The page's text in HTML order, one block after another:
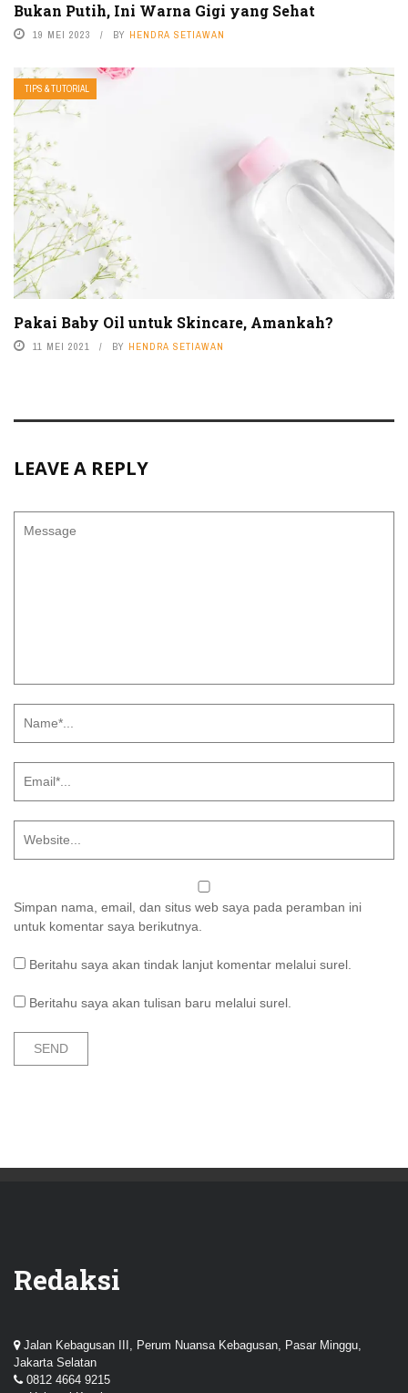
Bukan Putih, Ini Warna Gigi yang Sehat
19 MEI 2023 BY HENDRA SETIAWAN
TIPS & TUTORIAL
Pakai Baby Oil untuk Skincare, Amankah?
11 MEI 2021 BY HENDRA SETIAWAN
LEAVE A REPLY
Simpan nama, email, dan situs web saya pada peramban ini
untuk komentar saya berikutnya.
Beritahu saya akan tindak lanjut komentar melalui surel.
Beritahu saya akan tulisan baru melalui surel.
Redaksi
Jalan Kebagusan III, Perum Nuansa Kebagusan, Pasar Minggu,
Jakarta Selatan
0812 4664 9215